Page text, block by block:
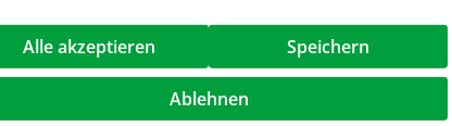
5 Stück
1.5 mm dick"
Alle akzeptieren Speichern
Ablehnen